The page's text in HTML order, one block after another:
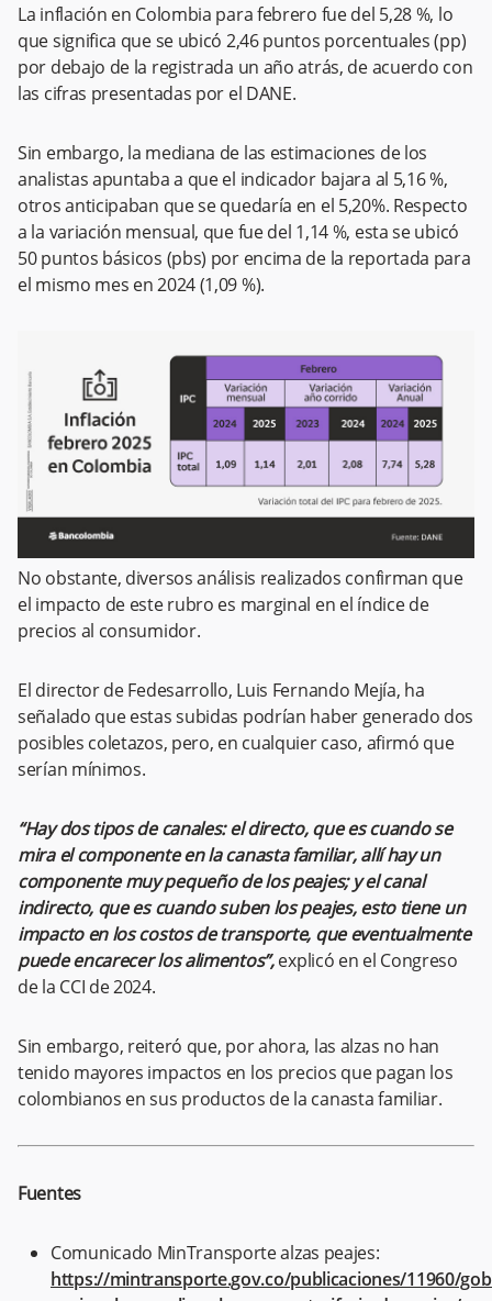
La inflación en Colombia para febrero fue del 5,28 %, lo
que significa que se ubicó 2,46 puntos porcentuales (pp)
por debajo de la registrada un año atrás, de acuerdo con
las cifras presentadas por el DANE.
Sin embargo, la mediana de las estimaciones de los
analistas apuntaba a que el indicador bajara al 5,16 %,
otros anticipaban que se quedaría en el 5,20%. Respecto
a la variación mensual, que fue del 1,14 %, esta se ubicó
50 puntos básicos (pbs) por encima de la reportada para
el mismo mes en 2024 (1,09 %).
No obstante, diversos análisis realizados confirman que
el impacto de este rubro es marginal en el índice de
precios al consumidor.
El director de Fedesarrollo, Luis Fernando Mejía, ha
señalado que estas subidas podrían haber generado dos
posibles coletazos, pero, en cualquier caso, afirmó que
serían mínimos.
“Hay dos tipos de canales: el directo, que es cuando se
mira el componente en la canasta familiar, allí hay un
componente muy pequeño de los peajes; y el canal
indirecto, que es cuando suben los peajes, esto tiene un
impacto en los costos de transporte, que eventualmente
puede encarecer los alimentos”,explicó en el Congreso
de la CCI de 2024.
Sin embargo, reiteró que, por ahora, las alzas no han
tenido mayores impactos en los precios que pagan los
colombianos en sus productos de la canasta familiar.
Fuentes
Comunicado MinTransporte alzas peajes:
https://mintransporte.gov.co/publicaciones/11960/